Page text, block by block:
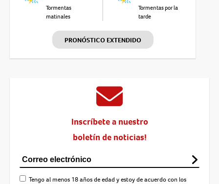
Tormentas
matinales
Tormentas por la
tarde
PRONÓSTICO EXTENDIDO
Inscríbete a nuestro
boletín de noticias!
Tengo al menos 18 años de edad y estoy de acuerdo con los